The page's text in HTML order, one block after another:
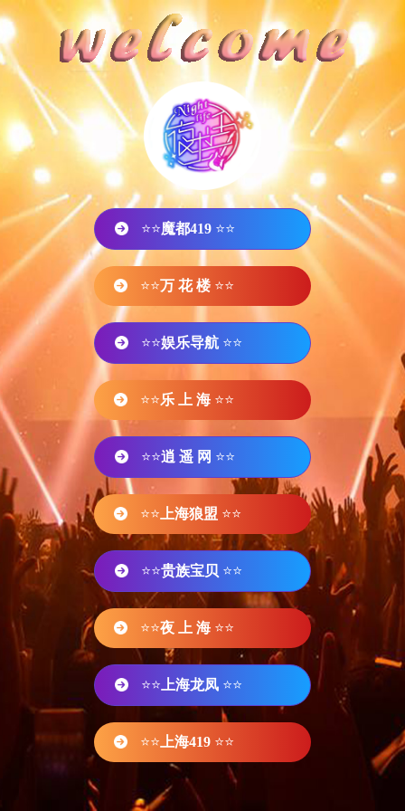
⭐⭐魔都419 ⭐⭐
⭐⭐万 花 楼 ⭐⭐
⭐⭐娱乐导航 ⭐⭐
⭐⭐乐 上 海 ⭐⭐
⭐⭐逍 遥 网 ⭐⭐
⭐⭐ 上海狼盟 ⭐⭐
⭐⭐贵族宝贝 ⭐⭐
⭐⭐夜 上 海 ⭐⭐
⭐⭐ 上海龙凤 ⭐⭐
⭐⭐ 上海419 ⭐⭐